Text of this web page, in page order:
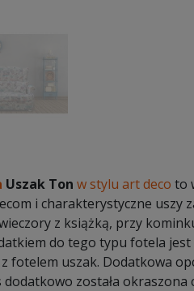
Uszak Ton w stylu art deco to
i charakterystyczne uszy
z książką, przy
do tego typu fotela
fotelem uszak. Dodatkowa
została okraszona